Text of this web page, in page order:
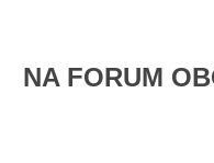
NA FORUM